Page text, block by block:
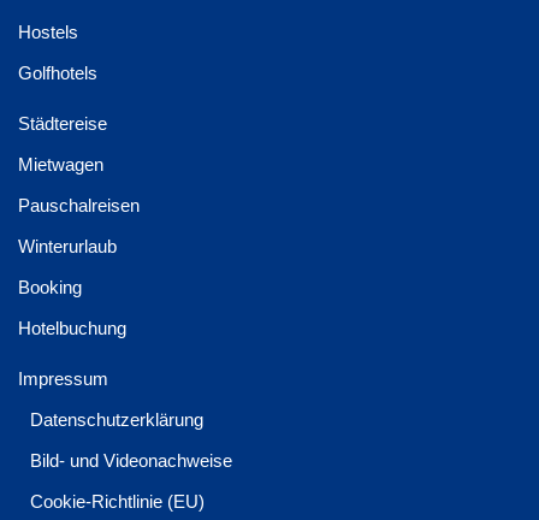
Hostels
Golfhotels
Städtereise
Mietwagen
Pauschalreisen
Winterurlaub
Booking
Hotelbuchung
Impressum
Datenschutzerklärung
Bild- und Videonachweise
Cookie-Richtlinie (EU)